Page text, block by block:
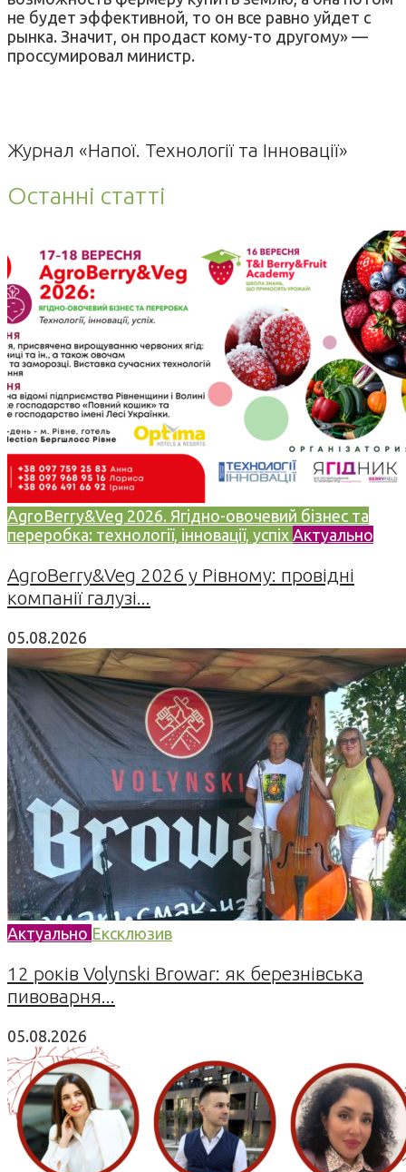
не будет эффективной, то он все равно уйдет с
рынка. Значит, он продаст кому-то другому» —
проссумировал министр.
Журнал «Напої. Технології та Інновації»
Останні статті
AgroBerry&Veg 2026. Ягідно-овочевий бізнес та
переробка: технології, інновації, успіх Актуально
AgroBerry&Veg 2026 у Рівному: провідні
компанії галузі...
05.08.2026
Актуально Ексклюзив
12 років Volynski Browar: як березнівська
пивоварня...
05.08.2026